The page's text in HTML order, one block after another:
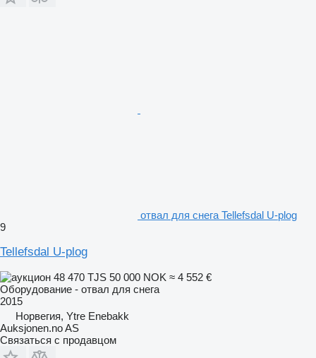
отвал для снега Tellefsdal U-plog
9
Tellefsdal U-plog
48 470 TJS 50 000 NOK ≈ 4 552 €
Оборудование - отвал для снега
2015
Норвегия, Ytre Enebakk
Auksjonen.no AS
Связаться с продавцом